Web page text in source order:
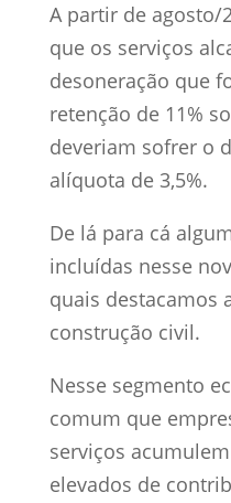
A partir de agosto/
que os serviços
desoneração que
retenção de 11%
deveriam sofrer o
alíquota de 3,5%.
De lá para cá
incluídas nesse
quais destacamos
construção civil.
Nesse segmento
comum que
serviços
elevados de